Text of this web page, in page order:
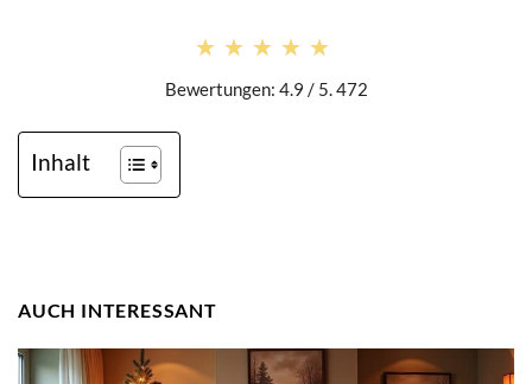
★★★★★
★★★★★
Bewertungen: 4.9 / 5. 472
Inhalt
AUCH INTERESSANT